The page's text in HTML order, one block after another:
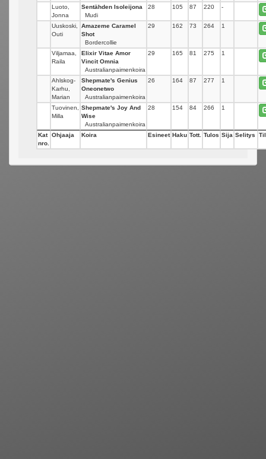
Luoto,
Jonna
Sentähden Isoleijona
Mudi
28 105 87 220 -
Uuskoski,
Outi
Amazeme Caramel
Shot
Bordercollie
29 162 73 264 1
Viljamaa,
Raila
Elixir Vitae Amor
Vincit Omnia
Australianpaimenkoira
29 165 81 275 1
Ahlskog-
Karhu,
Marian
Shepmate's Genius
Oneonetwo
Australianpaimenkoira
26 164 87 277 1
Tuovinen,
Milla
Shepmate's Joy And
Wise
Australianpaimenkoira
28 154 84 266 1
Kat
nro.
Ohjaaja Koira Esineet Haku Tott. Tulos Sija Selitys